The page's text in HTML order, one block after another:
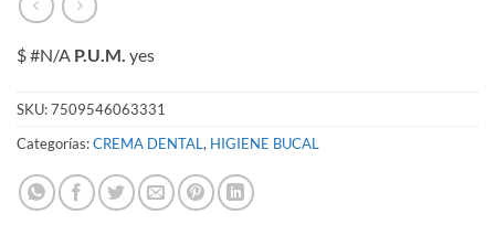
$ #N/A P.U.M. yes
SKU:7509546063331
Categorías:CREMA DENTAL, HIGIENE BUCAL